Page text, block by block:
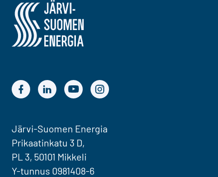
Järvi-Suomen Energia
Järvi-Suomen Energian Facebook
Järvi-Suomen Energian LinkedIn
Järvi-Suomen Energian YouTube
Järvi-Suomen Energian Instagram
Järvi-Suomen Energia
Prikaatinkatu 3 D,
PL 3, 50101 Mikkeli
Y-tunnus 0981408-6